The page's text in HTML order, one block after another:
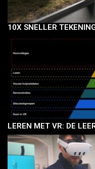
10X SNELLER
LEREN MET VR: DE